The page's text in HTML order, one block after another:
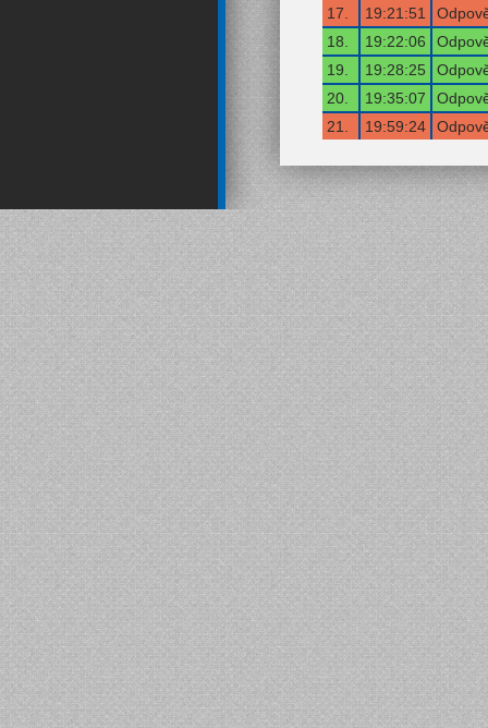
17. 19:21:51
18.
19:22:06
19.
19:28:25
20.
19:35:07
21.
19:59:24